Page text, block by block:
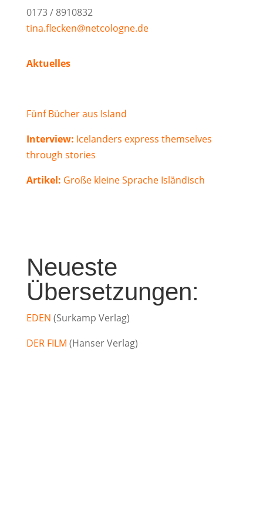
0173 / 8910832
tina.flecken@netcologne.de
Aktuelles
Fünf Bücher aus Island
Interview: Icelanders express themselves
through stories
Artikel: Große kleine Sprache Isländisch
Neueste
Übersetzungen:
EDEN (Surkamp Verlag)
DER FILM (Hanser Verlag)